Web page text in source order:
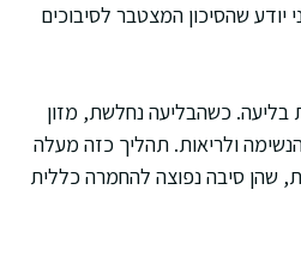
יודע שהסיכון המצטבר לסיבוכים
בליעה. כשהבליעה נחלשת, מזון
הנשימה ולריאות. תהליך כזה מעלה
שהן סיבה נפוצה להחמרה כללית